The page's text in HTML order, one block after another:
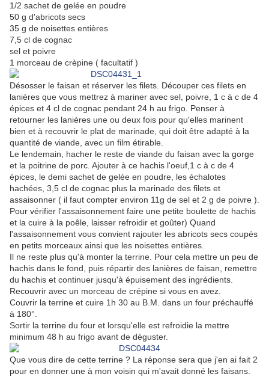
1/2 sachet de gelée en poudre
50 g d'abricots secs
35 g de noisettes entières
7,5 cl de cognac
sel et poivre
1 morceau de crèpine ( facultatif )
Désosser le faisan et réserver les filets. Découper ces filets en
lanières que vous mettrez à mariner avec sel, poivre, 1 c à c de 4
épices et 4 cl de cognac pendant 24 h au frigo. Penser à
retourner les lanières une ou deux fois pour qu'elles marinent
bien et à recouvrir le plat de marinade, qui doit être adapté à la
quantité de viande, avec un film étirable.
Le lendemain, hacher le reste de viande du faisan avec la gorge
et la poitrine de porc. Ajouter à ce hachis l'oeuf,1 c à c de 4
épices, le demi sachet de gelée en poudre, les échalotes
hachées, 3,5 cl de cognac plus la marinade des filets et
assaisonner ( il faut compter environ 11g de sel et 2 g de poivre ).
Pour vérifier l'assaisonnement faire une petite boulette de hachis
et la cuire à la poêle, laisser refroidir et goûter) Quand
l'assaisonnement vous convient rajouter les abricots secs coupés
en petits morceaux ainsi que les noisettes entières.
Il ne reste plus qu'à monter la terrine. Pour cela mettre un peu de
hachis dans le fond, puis répartir des lanières de faisan, remettre
du hachis et continuer jusqu'à épuisement des ingrédients.
Recouvrir avec un morceau de crépine si vous en avez.
Couvrir la terrine et cuire 1h 30 au B.M. dans un four préchauffé
à 180°.
Sortir la terrine du four et lorsqu'elle est refroidie la mettre
minimum 48 h au frigo avant de déguster.
Que vous dire de cette terrine ? La réponse sera que j'en ai fait 2
pour en donner une à mon voisin qui m'avait donné les faisans.